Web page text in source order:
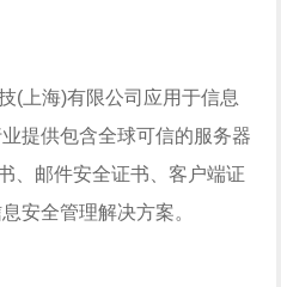
海)有限公司应用于信息
提供包含全球可信的服务器
、邮件安全证书、客户端证
安全管理解决方案。